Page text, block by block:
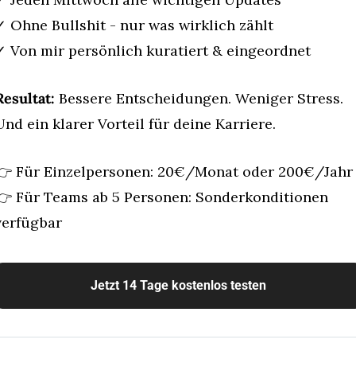
Ohne Bullshit - nur was wirklich zählt
Von mir persönlich kuratiert & eingeordnet
Bessere Entscheidungen. Weniger Stress.
ein klarer Vorteil für deine Karriere.
Für Einzelpersonen: 20€/Monat oder 200€/Jahr
Für Teams ab 5 Personen: Sonderkonditionen
Jetzt 14 Tage kostenlos testen